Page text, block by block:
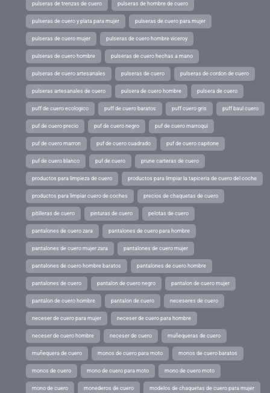
pulseras de trenzas de cuero pulseras de hombre de cuero
pulseras de cuero y plata para mujer pulseras de cuero para mujer
pulseras de cuero mujer pulseras de cuero hombre viceroy
pulseras de cuero hombre pulseras de cuero hechas a mano
pulseras de cuero artesanales pulseras de cuero pulseras de cordon de cuero
pulseras artesanales de cuero pulsera de cuero hombre pulsera de cuero
puff de cuero ecologico puff de cuero baratos puff cuero gris puff baul cuero
puf de cuero precio puf de cuero negro puf de cuero marroqui
puf de cuero marron puf de cuero cuadrado puf de cuero capitone
puf de cuero blanco puf de cuero prune carteras de cuero
productos para limpieza de cuero productos para limpiar la tapiceria de cuero del coche
productos para limpiar cuero de coches precios de chaquetas de cuero
pitilleras de cuero pinturas de cuero pelotas de cuero
pantalones de cuero zara pantalones de cuero para hombre
pantalones de cuero mujer zara pantalones de cuero mujer
pantalones de cuero hombre baratos pantalones de cuero hombre
pantalones de cuero pantalon de cuero negro pantalon de cuero mujer
pantalon de cuero hombre pantalon de cuero neceseres de cuero
neceser de cuero para mujer neceser de cuero para hombre
neceser de cuero hombre neceser de cuero muñequeras de cuero
muñequera de cuero monos de cuero para moto monos de cuero baratos
monos de cuero mono de cuero para moto mono de cuero moto
mono de cuero monederos de cuero modelos de chaquetas de cuero para mujer